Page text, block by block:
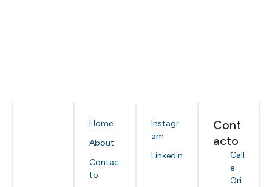
Home
About
Contac
to
Instagr
am
Linkedin
Cont
acto
Call
e
Ori